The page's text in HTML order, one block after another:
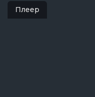
Плеер